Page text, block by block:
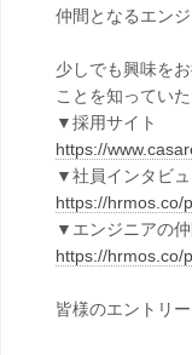
仲間となるエン
少しでも興味を
ことを知ってい
▼採用サイト
https://
▼社員インタビ
https://hrmos.co/
▼エンジニアの
https://hrmos.co/
皆様のエントリ